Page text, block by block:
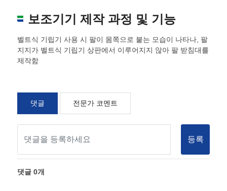
보조기기 제작 과정 및 기능
벨트식 기립기 사용 시 팔이 몸쪽으로 붙는 모습이 나타나, 팔
지지가 벨트식 기립기 상판에서 이루어지지 않아 팔 받침대를
제작함
댓글 전문가 코멘트
등록
댓글0개